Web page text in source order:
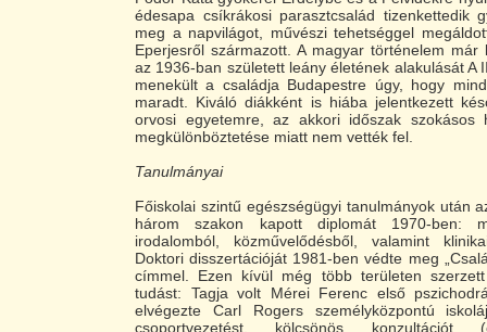
édesapa csíkrákosi parasztcsalád tizenkettedik
meg a napvilágot, művészi tehetséggel
Eperjesről származott. A magyar történelem már
az 1936-ban született leány életének alakulását A
menekült a családja Budapestre úgy, hogy
maradt. Kiváló diákként is hiába jelentkezett
orvosi egyetemre, az akkori időszak szokásos
megkülönböztetése miatt nem vették fel.
Tanulmányai
Főiskolai szintű egészségügyi tanulmányok után
három szakon kapott diplomát 1970-ben:
irodalomból, közművelődésből, valamint
Doktori disszertációját 1981-ben védte meg
címmel. Ezen kívül még több területen
tudást: Tagja volt Mérei Ferenc első
elvégezte Carl Rogers személyközpontú
csoportvezetést, kölcsönös konzultációt